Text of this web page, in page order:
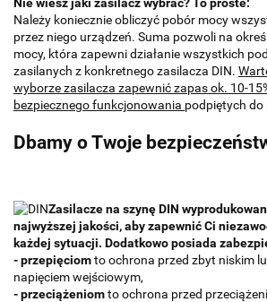
Należy koniecznie obliczyć pobór mocy
przez niego urządzeń. Suma pozwoli na
mocy, która zapewni działanie wszystkich
zasilanych z konkretnego zasilacza DIN.
wyborze zasilacza zapewnić zapas ok. 10-
bezpiecznego funkcjonowania podpiętych do
Dbamy o Twoje
Zasilacze na szynę DIN
najwyższej jakości, aby zapewnić Ci
każdej sytuacji. Dodatkowo posiada
- przepięciomto ochrona przed zbyt niskim
napięciem wejściowym,
- przeciążeniomto ochrona przed